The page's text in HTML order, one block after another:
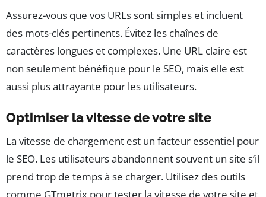
Assurez-vous que vos URLs sont simples et incluent
des mots-clés pertinents. Évitez les chaînes de
caractères longues et complexes. Une URL claire est
non seulement bénéfique pour le SEO, mais elle est
aussi plus attrayante pour les utilisateurs.
Optimiser la vitesse de votre site
La vitesse de chargement est un facteur essentiel pour
le SEO. Les utilisateurs abandonnent souvent un site s’il
prend trop de temps à se charger. Utilisez des outils
comme GTmetrix pour tester la vitesse de votre site et